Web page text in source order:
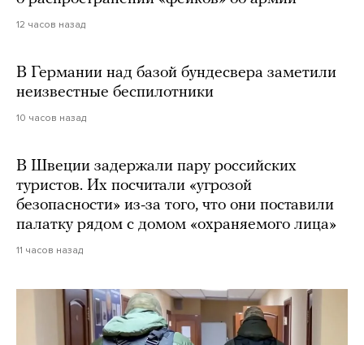
12 часов назад
В Германии над базой бундесвера заметили
неизвестные беспилотники
10 часов назад
В Швеции задержали пару российских
туристов. Их посчитали «угрозой
безопасности» из-за того, что они поставили
палатку рядом с домом «охраняемого лица»
11 часов назад